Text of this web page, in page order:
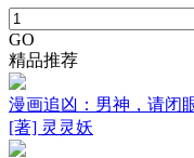
GO
精品推荐
漫画追凶：男神，请闭
[著] 灵灵妖